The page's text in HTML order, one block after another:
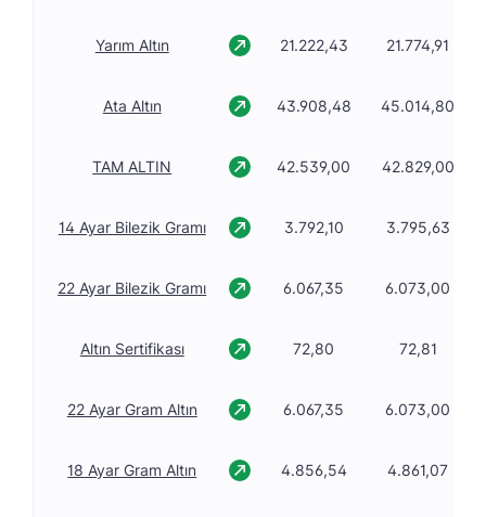
Yarım Altın 21.222,43 21.774,91
Ata Altın 43.908,48 45.014,80
TAM ALTIN 42.539,00 42.829,00
14 Ayar Bilezik Gramı 3.792,10 3.795,63
22 Ayar Bilezik Gramı 6.067,35 6.073,00
Altın Sertifikası 72,80 72,81
22 Ayar Gram Altın 6.067,35 6.073,00
18 Ayar Gram Altın 4.856,54 4.861,07